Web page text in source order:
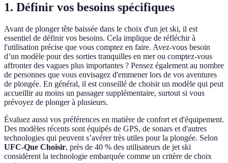
1. Définir vos besoins spécifiques
Avant de plonger tête baissée dans le choix d'un jet ski, il est
essentiel de définir vos besoins. Cela implique de réfléchir à
l'utilisation précise que vous comptez en faire. Avez-vous besoin
d’un modèle pour des sorties tranquilles en mer ou comptez-vous
affronter des vagues plus importantes ? Pensez également au nombre
de personnes que vous envisagez d'emmener lors de vos aventures
de plongée. En général, il est conseillé de choisir un modèle qui peut
accueillir au moins un passager supplémentaire, surtout si vous
prévoyez de plonger à plusieurs.
Évaluez aussi vos préférences en matière de confort et d'équipement.
Des modèles récents sont équipés de GPS, de sonars et d'autres
technologies qui peuvent s’avérer très utiles pour la plongée. Selon
UFC-Que Choisir, près de 40 % des utilisateurs de jet ski
considèrent la technologie embarquée comme un critère de choix